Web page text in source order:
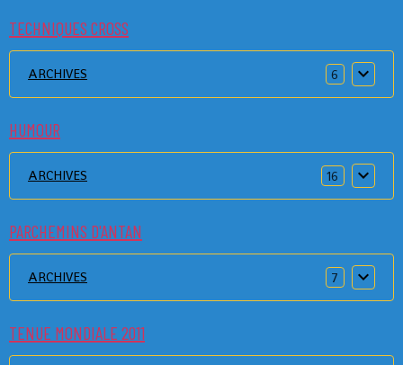
TECHNIQUES CROSS
ARCHIVES 6
HUMOUR
ARCHIVES 16
PARCHEMINS D'ANTAN
ARCHIVES 7
TENUE MONDIALE 2011